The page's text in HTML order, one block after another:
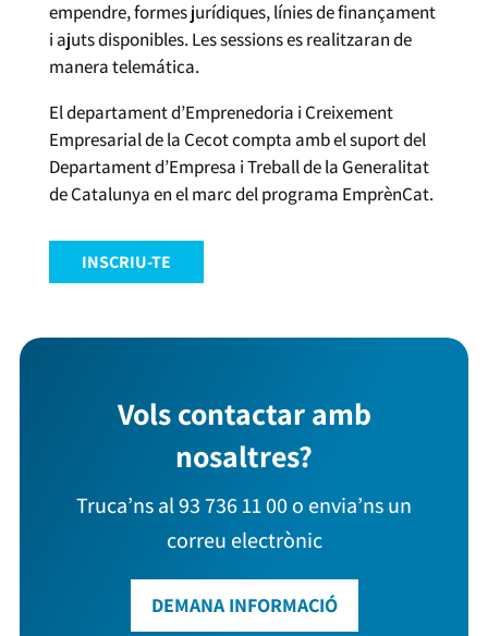
empendre, formes jurídiques, línies de finançament
i ajuts disponibles. Les sessions es realitzaran de
manera telemática.
El departament d’Emprenedoria i Creixement
Empresarial de la Cecot compta amb el suport del
Departament d’Empresa i Treball de la Generalitat
de Catalunya en el marc del programa EmprènCat.
INSCRIU-TE
Vols contactar amb
nosaltres?
Truca’ns al 93 736 11 00 o envia’ns un
correu electrònic
DEMANA INFORMACIÓ